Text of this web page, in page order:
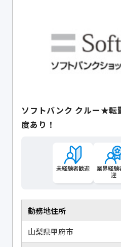
ソフトバンク クルー★転
度あり！
未経験者歓迎
業界経験
迎
勤務地住所
山梨県甲府市